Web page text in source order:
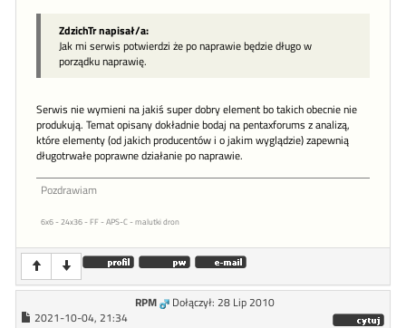
ZdzichTr napisał/a:
Jak mi serwis potwierdzi że po naprawie będzie długo w
porządku naprawię.
Serwis nie wymieni na jakiś super dobry element bo takich obecnie nie
produkują. Temat opisany dokładnie bodaj na pentaxforums z analizą,
które elementy (od jakich producentów i o jakim wyglądzie) zapewnią
długotrwałe poprawne działanie po naprawie.
Pozdrawiam
6x6 - 24x36 - FF - APS-C - malutki dron
RPM
Dołączył: 28 Lip 2010
2021-10-04, 21:34